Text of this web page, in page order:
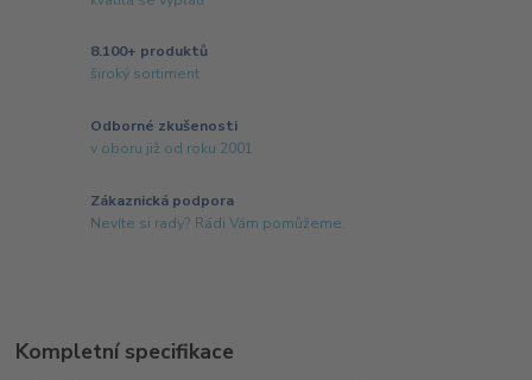
8.100+ produktů
široký sortiment
Odborné zkušenosti
v oboru již od roku 2001
Zákaznická podpora
Nevíte si rady? Rádi Vám pomůžeme.
Kompletní specifikace